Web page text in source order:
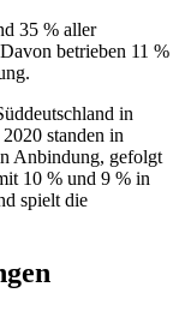
35 % aller
betrieben 11 %
in
standen in
Anbindung, gefolgt
10 % und 9 % in
spielt die